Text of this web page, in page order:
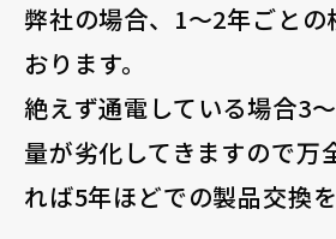
弊社の場合、1〜2年ごとの
おります。
絶えず通電している場合3
量が劣化してきますので万
れば5年ほどでの製品交換を